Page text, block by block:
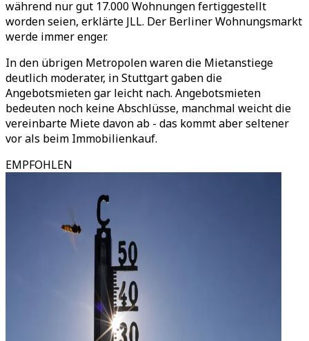
während nur gut 17.000 Wohnungen fertiggestellt
worden seien, erklärte JLL. Der Berliner Wohnungsmarkt
werde immer enger.
In den übrigen Metropolen waren die Mietanstiege
deutlich moderater, in Stuttgart gaben die
Angebotsmieten gar leicht nach. Angebotsmieten
bedeuten noch keine Abschlüsse, manchmal weicht die
vereinbarte Miete davon ab - das kommt aber seltener
vor als beim Immobilienkauf.
EMPFOHLEN